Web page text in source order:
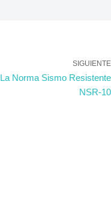
SIGUIENTE
La Norma Sismo Resistente
NSR-10